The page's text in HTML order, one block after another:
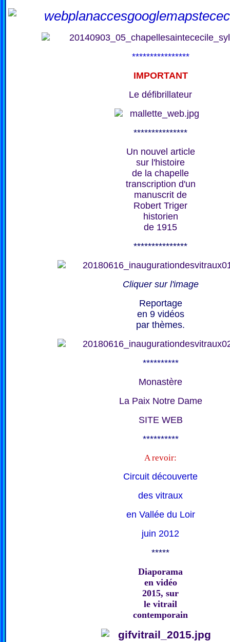
****************
IMPORTANT
Le défibrillateur
***************
Un nouvel article
sur l'histoire
de la chapelle
transcription d'un
manuscrit de
Robert Triger
historien
de 1915
***************
Cliquer sur l'image
Reportage
en 9 vidéos
par thèmes.
**********
Monastère
La Paix Notre Dame
SITE WEB
**********
A revoir:
Circuit découverte
des vitraux
en Vallée du Loir
juin 2012
*****
Diaporama
en vidéo
2015, sur
le vitrail
contemporain